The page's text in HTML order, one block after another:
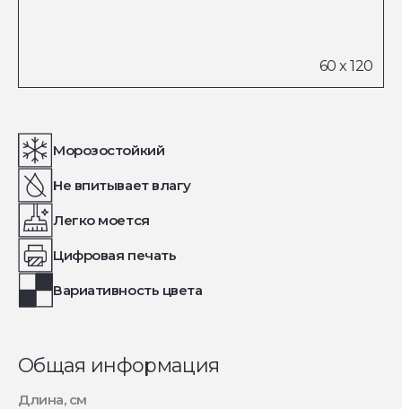
Морозостойкий
Не впитывает влагу
Легко моется
Цифровая печать
Вариативность цвета
Общая информация
Длина, см